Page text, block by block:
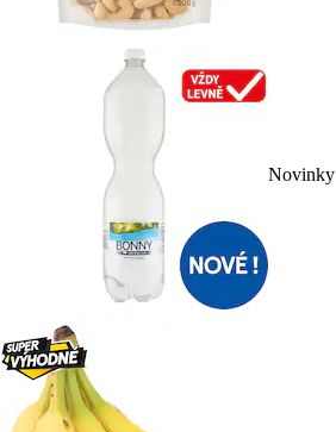
Novinky